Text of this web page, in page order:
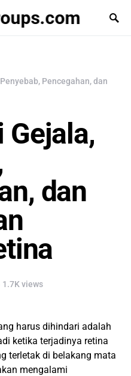
Pencegahan, dan
Gejala,
dan
1.7K views
harus dihindari adalah
ketika terjadinya retina
terletak di belakang mata
mengalami